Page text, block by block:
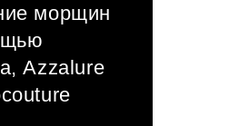
морщин
Azzalure